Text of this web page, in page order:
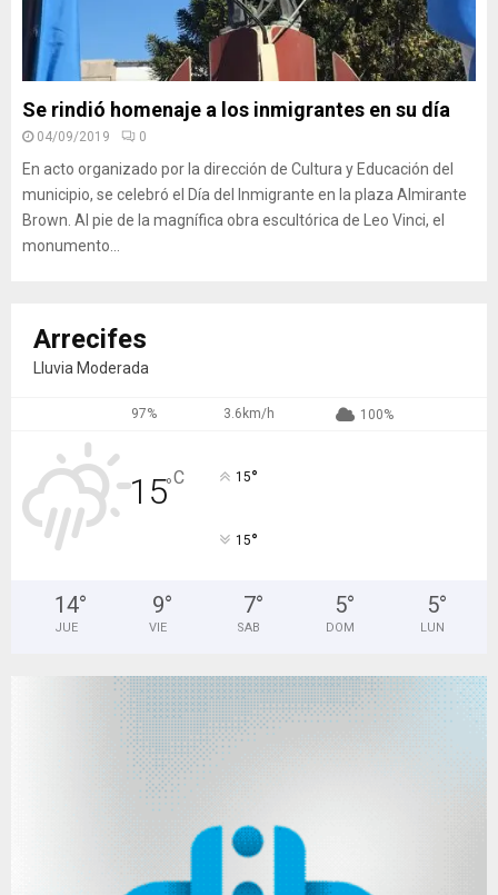
Se rindió homenaje a los inmigrantes en su día
04/09/2019 0
En acto organizado por la dirección de Cultura y Educación del
municipio, se celebró el Día del Inmigrante en la plaza Almirante
Brown. Al pie de la magnífica obra escultórica de Leo Vinci, el
monumento...
Arrecifes
Lluvia Moderada
97% 3.6km/h 100%
15°C 15°
15°
14°
JUE
9°
VIE
7°
SAB
5°
DOM
5°
LUN